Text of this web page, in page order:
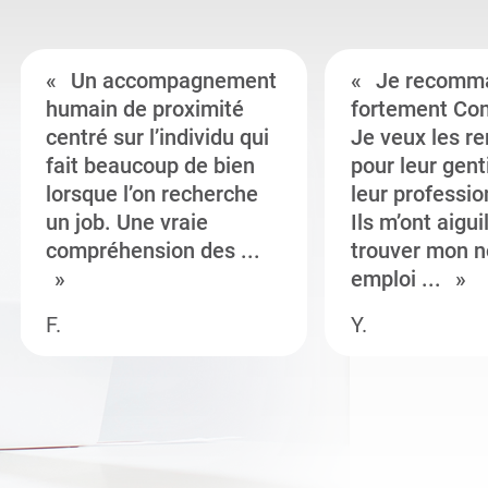
Un accompagnement
humain de proximité
centré sur l’individu qui
fait beaucoup de bien
lorsque l’on recherche
un job. Une vraie
compréhension des ...
F.
Je
fortement
Je veux les
pour leur
leur
Ils m’ont
trouver mon
emploi ...
Y.